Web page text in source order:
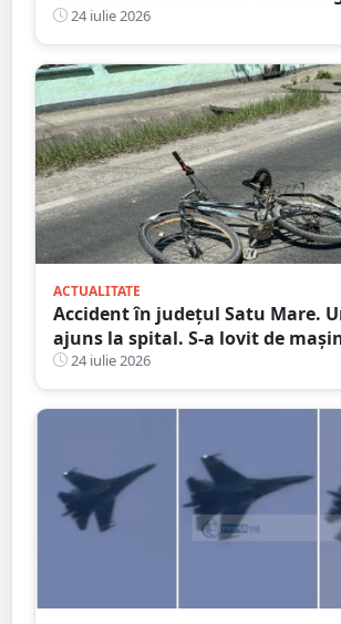
călcat pe bec
24 iulie 2026
ACTUALITATE
Accident în județul Satu Mare.
ajuns la spital. S-a lovit de
de un tânăr șofer
24 iulie 2026